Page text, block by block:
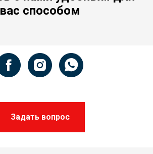
вас способом
Задать вопрос